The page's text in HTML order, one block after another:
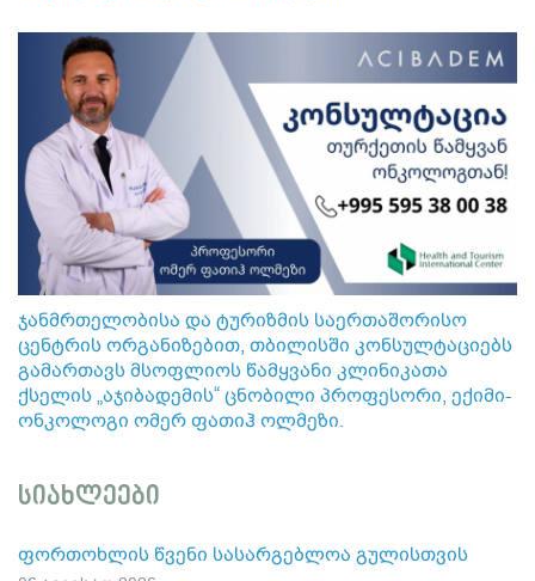
ჯანმრთელობისა და ტურიზმის საერთაშორისო
ცენტრის ორგანიზებით, თბილისში კონსულტაციებს
გამართავს მსოფლიოს წამყვანი კლინიკათა
ქსელის „აჯიბადემის“ ცნობილი პროფესორი, ექიმი-
ონკოლოგი ომერ ფათიჰ ოლმეზი.
სიახლეები
ფორთოხლის წვენი სასარგებლოა გულისთვის